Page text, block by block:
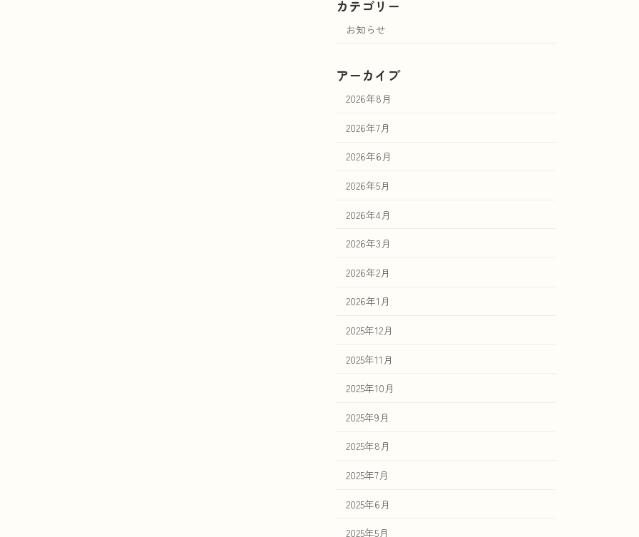
カテゴリー
お知らせ
アーカイブ
2026年8月
2026年7月
2026年6月
2026年5月
2026年4月
2026年3月
2026年2月
2026年1月
2025年12月
2025年11月
2025年10月
2025年9月
2025年8月
2025年7月
2025年6月
2025年5月